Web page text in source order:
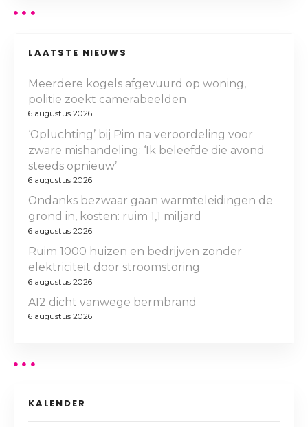
LAATSTE NIEUWS
Meerdere kogels afgevuurd op woning,
politie zoekt camerabeelden
6 augustus 2026
‘Opluchting’ bij Pim na veroordeling voor
zware mishandeling: ‘Ik beleefde die avond
steeds opnieuw’
6 augustus 2026
Ondanks bezwaar gaan warmteleidingen de
grond in, kosten: ruim 1,1 miljard
6 augustus 2026
Ruim 1000 huizen en bedrijven zonder
elektriciteit door stroomstoring
6 augustus 2026
A12 dicht vanwege bermbrand
6 augustus 2026
KALENDER